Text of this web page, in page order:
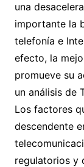
una
importante la
telefonía e
efecto, la
promueve su
un análisis de
Los factores
descendente
regulatorios y